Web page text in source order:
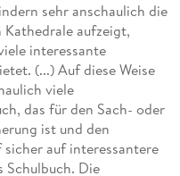
sehr anschaulich die
aufzeigt,
interessante
(...) Auf diese Weise
viele
das für den Sach- oder
ist und den
auf interessantere
Schulbuch. Die